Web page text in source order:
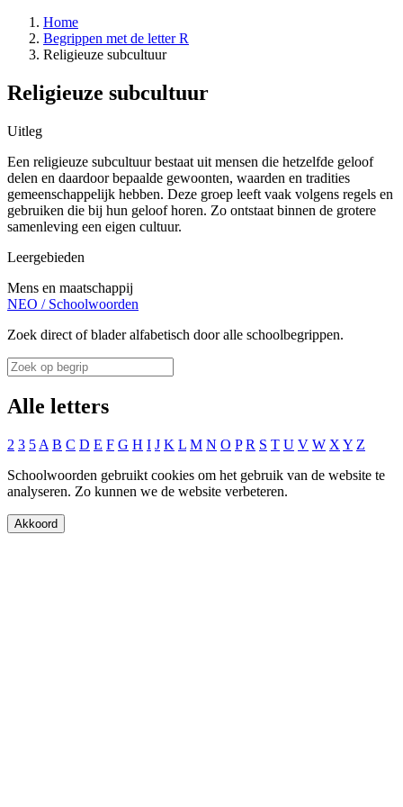
Home
Begrippen met de letter R
Religieuze subcultuur
Religieuze subcultuur
Uitleg
Een religieuze subcultuur bestaat uit mensen die hetzelfde geloof
delen en daardoor bepaalde gewoonten, waarden en tradities
gemeenschappelijk hebben. Deze groep leeft vaak volgens regels en
gebruiken die bij hun geloof horen. Zo ontstaat binnen de grotere
samenleving een eigen cultuur.
Leergebieden
Mens en maatschappij
NEO / Schoolwoorden
Zoek direct of blader alfabetisch door alle schoolbegrippen.
Alle letters
2 3 5 A B C D E F G H I J K L M N O P R S T U V W X Y Z
Schoolwoorden gebruikt cookies om het gebruik van de website te
analyseren. Zo kunnen we de website verbeteren.
Akkoord